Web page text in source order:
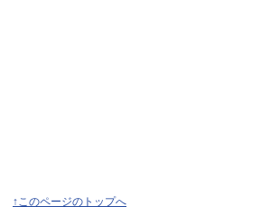
↑このページのトップへ